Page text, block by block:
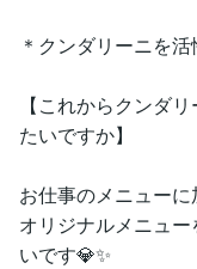
＊クンダリーニを活
【これからクンダ
たいですか】
お仕事のメニューに
オリジナルメニュ
いです💎✨